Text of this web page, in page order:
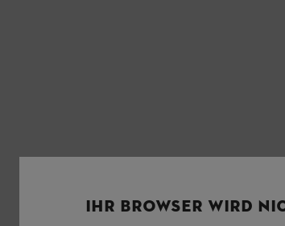
IHR BROWSER WIRD